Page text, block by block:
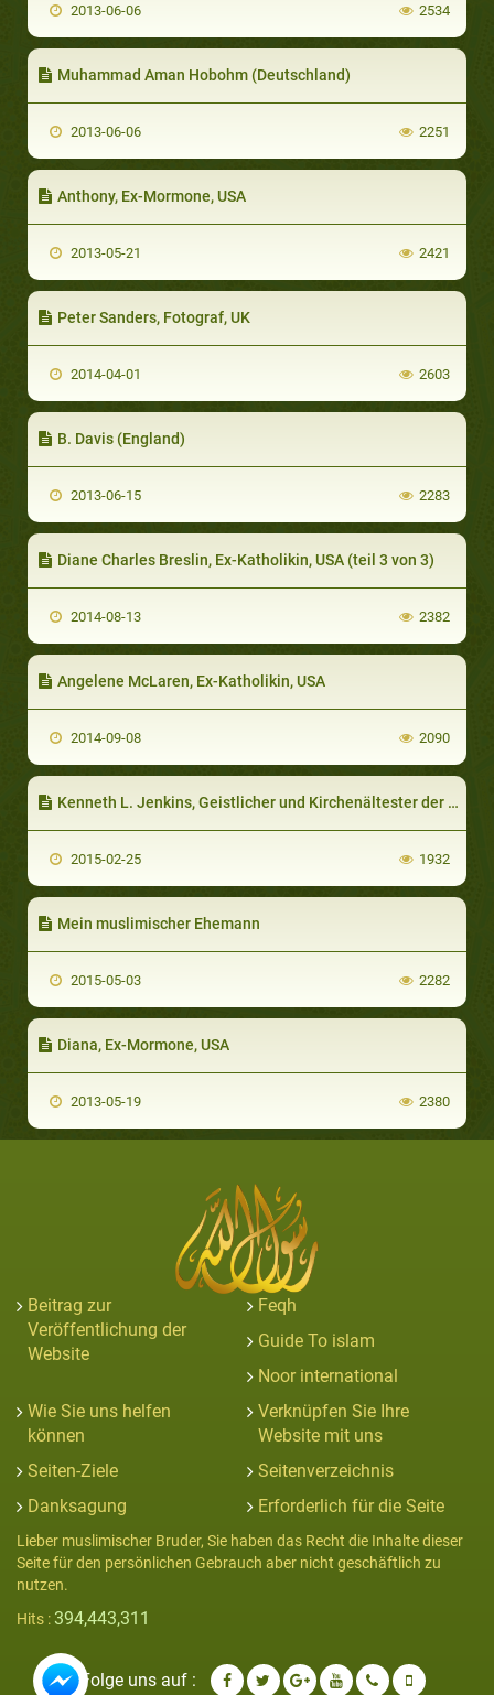
2013-06-06 2534
Muhammad Aman Hobohm (Deutschland)
2013-06-06 2251
Anthony, Ex-Mormone, USA
2013-05-21 2421
Peter Sanders, Fotograf, UK
2014-04-01 2603
B. Davis (England)
2013-06-15 2283
Diane Charles Breslin, Ex-Katholikin, USA (teil 3 von 3)
2014-08-13 2382
Angelene McLaren, Ex-Katholikin, USA
2014-09-08 2090
Kenneth L. Jenkins, Geistlicher und Kirchenältester der Pfingstgemeinde, USA (teil 3 von 3)
2015-02-25 1932
Mein muslimischer Ehemann
2015-05-03 2282
Diana, Ex-Mormone, USA
2013-05-19 2380
Beitrag zur
Veröffentlichung der
Website
Feqh
Guide To islam
Noor international
Wie Sie uns helfen
können
Verknüpfen Sie Ihre
Website mit uns
Seiten-Ziele
Seitenverzeichnis
Danksagung
Erforderlich für die Seite
Lieber muslimischer Bruder, Sie haben das Recht die Inhalte dieser
Seite für den persönlichen Gebrauch aber nicht geschäftlich zu
nutzen.
Hits : 394,443,311
Folge uns auf :